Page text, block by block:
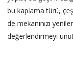
bu kaplama türü,
de mekanınızı
değerlendirmeyi